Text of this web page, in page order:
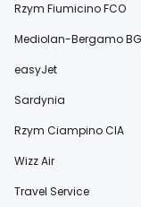
Rzym Fiumicino FCO
Mediolan-Bergamo
easyJet
Sardynia
Rzym Ciampino CIA
Wizz Air
Travel Service